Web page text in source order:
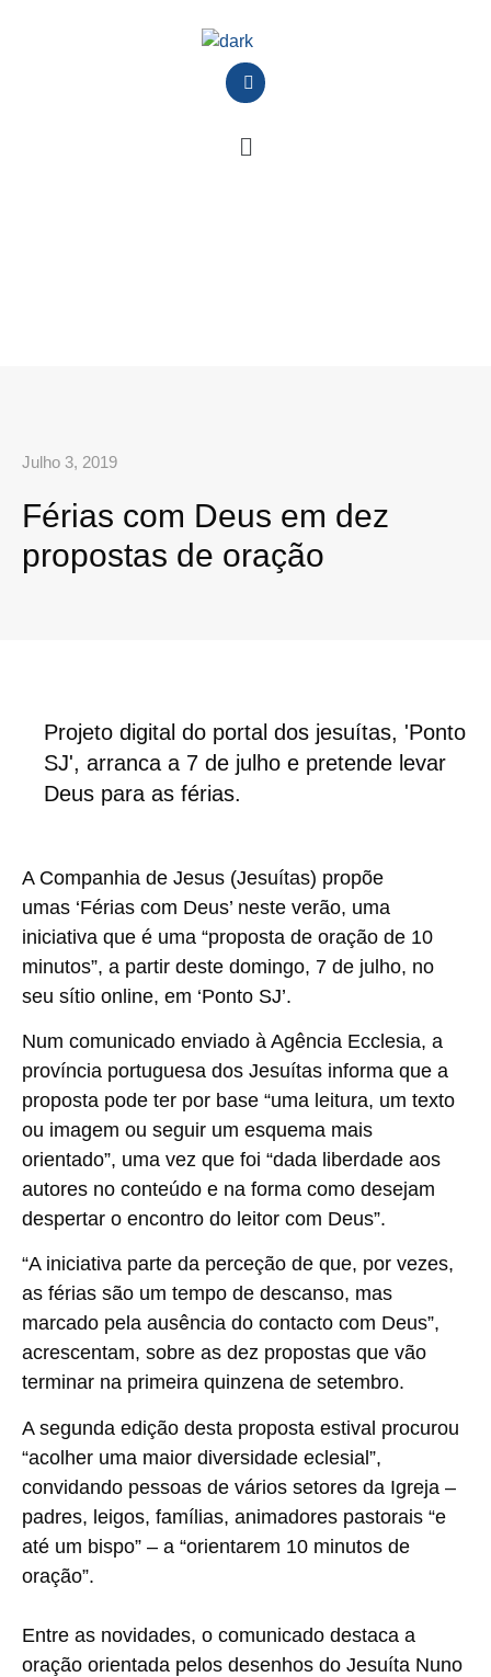
Julho 3, 2019
Férias com Deus em dez
propostas de oração
Projeto digital do portal dos jesuítas, 'Ponto
SJ', arranca a 7 de julho e pretende levar
Deus para as férias.
A Companhia de Jesus (Jesuítas) propõe
umas ‘Férias com Deus’ neste verão, uma
iniciativa que é uma “proposta de oração de 10
minutos”, a partir deste domingo, 7 de julho, no
seu sítio online, em ‘Ponto SJ’.
Num comunicado enviado à Agência Ecclesia, a
província portuguesa dos Jesuítas informa que a
proposta pode ter por base “uma leitura, um texto
ou imagem ou seguir um esquema mais
orientado”, uma vez que foi “dada liberdade aos
autores no conteúdo e na forma como desejam
despertar o encontro do leitor com Deus”.
“A iniciativa parte da perceção de que, por vezes,
as férias são um tempo de descanso, mas
marcado pela ausência do contacto com Deus”,
acrescentam, sobre as dez propostas que vão
terminar na primeira quinzena de setembro.
A segunda edição desta proposta estival procurou
“acolher uma maior diversidade eclesial”,
convidando pessoas de vários setores da Igreja –
padres, leigos, famílias, animadores pastorais “e
até um bispo” – a “orientarem 10 minutos de
oração”.
Entre as novidades, o comunicado destaca a
oração orientada pelos desenhos do Jesuíta Nuno